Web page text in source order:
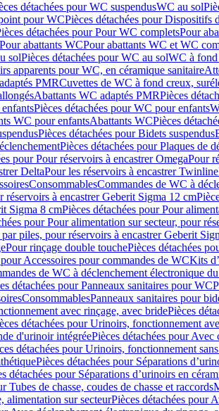
détachées pour WC suspendusWC au sol
pour WCPièces détachées pour Dispositifs
détachées pour Pour WC completsPour
abattants WCPour abattants WC et WC
solPièces détachées pour WC au solWC à fond
apparents pour WC, en céramique sanitaire
PMRCuvettes de WC à fond creux,
Abattants WC adaptés PMRPièces
Pièces détachées pour WC pour enfants
WC pour enfantsAbattants WCPièces
Pièces détachées pour Bidets suspendus
Pièces détachées pour Plaques de
pour Pour réservoirs à encastrer OmegaPour
DeltaPour les réservoirs à encastrer Twinline
ConsommablesCommandes de WC à
réservoirs à encastrer Geberit Sigma 12 cm
Sigma 8 cmPièces détachées pour Pour
pour Pour alimentation sur secteur, pour
piles, pour réservoirs à encastrer Geberit
Pour rinçage double touchePièces détachées
Accessoires pour commandes de WCKits
de WC à déclenchement électronique
détachées pour Panneaux sanitaires pour WC
ConsommablesPanneaux sanitaires pour
avec rinçage, avec bridePièces
détachées pour Urinoirs, fonctionnement
d'urinoir intégréePièces détachées pour
détachées pour Urinoirs, fonctionnement
Pièces détachées pour Séparations
détachées pour Séparations d’urinoirs en
Tubes de chasse, coudes de chasse et raccords
alimentation sur secteurPièces détachées pour